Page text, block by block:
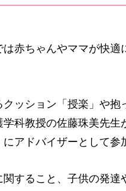
赤ちゃんやママが快
ッション「授楽」や
科教授の佐藤珠美先
アドバイザーとして参
すること、子供の発